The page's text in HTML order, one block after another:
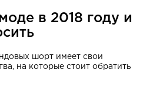
в 2018 году и
шорт имеет свои
на которые стоит обратить